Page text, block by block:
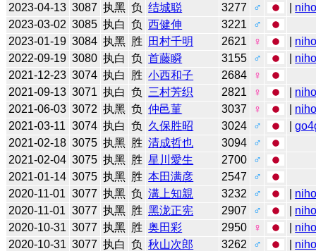
2023-04-13 3087 执黑 负 结城聪 3277 ♂
2023-03-02 3085 执白 负 西健伸 3221
♂
2023-01-19 3084 执黑 胜 田村千明 2621 ♀
2022-09-19 3080 执白 负 首藤瞬 3155 ♂
2021-12-23 3074 执白 胜 小西和子 2684
♀
2021-09-13 3071 执白 负 三村芳织 2821 ♀
2021-06-03 3072 执黑 负 仲邑菫 3037 ♀
2021-03-11 3074 执白 负 久保胜昭 3024 ♂ |
2021-02-18 3075 执黑 胜 清成哲也 3094
♂
2021-02-04 3075 执黑 胜 星川愛生 2700
♂
2021-01-14 3075 执黑 胜 本田满彦 2547
♂
2020-11-01 3077 执黑 负 溝上知親 3232 ♂
2020-11-01 3077 执黑 胜 黑泷正宪 2907 ♂
2020-10-31 3077 执黑 胜 奥田彩 2950 ♀
2020-10-31 3077 执白 负 秋山次郎 3262 ♂